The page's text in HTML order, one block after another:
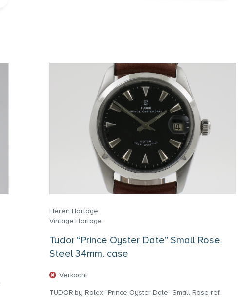
Heren Horloge
Vintage Horloge
Tudor “Prince Oyster Date” Small Rose.
Steel 34mm. case
Verkocht
TUDOR by Rolex "Prince Oyster-Date" Small Rose ref.